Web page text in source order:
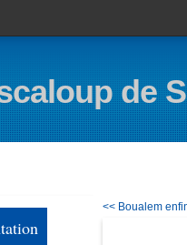
de
<< Boualem